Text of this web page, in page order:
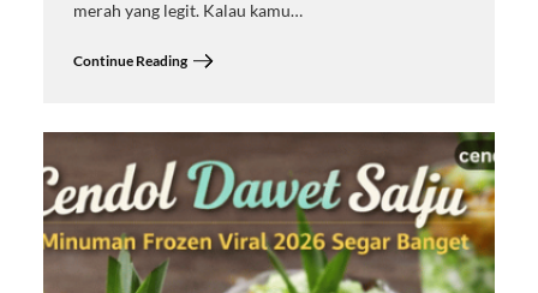
merah yang legit. Kalau kamu…
Continue Reading